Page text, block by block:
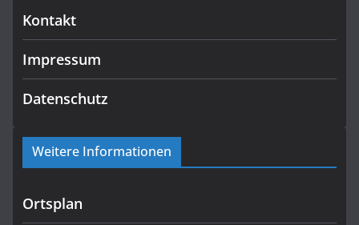
Kontakt
Impressum
Datenschutz
Weitere Informationen
Ortsplan